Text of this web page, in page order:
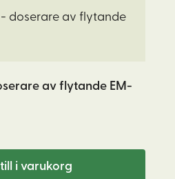
av flytande EM-
i varukorg